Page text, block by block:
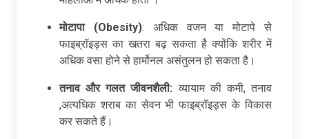
मोटापा (Obesity): अधिक वजन या मोटापे से
फाइब्रॉइड्स का खतरा बढ़ सकता है क्योंकि शरीर में
अधिक वसा होने से हार्मोनल असंतुलन हो सकता है।
तनाव और गलत जीवनशैली: व्यायाम की कमी, तनाव
,अत्यधिक शराब का सेवन भी फाइब्रॉइड्स के विकास
कर सकते हैं।